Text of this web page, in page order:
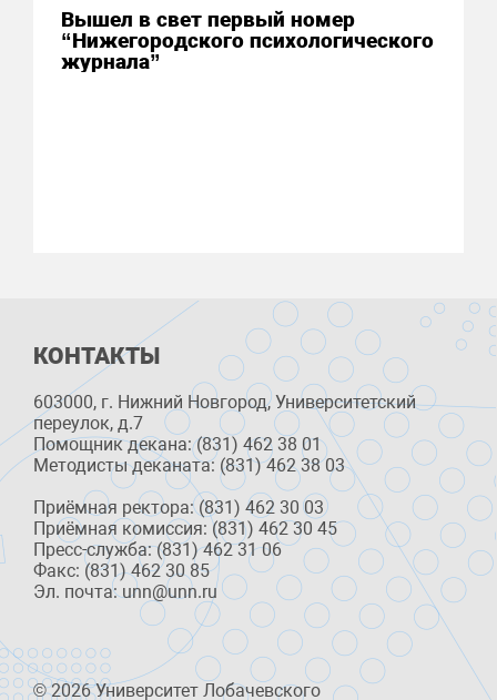
Вышел в свет первый номер
“Нижегородского психологического
журнала”
КОНТАКТЫ
603000, г. Нижний Новгород, Университетский
переулок, д.7
Помощник декана: (831) 462 38 01
Методисты деканата: (831) 462 38 03
Приёмная ректора: (831) 462 30 03
Приёмная комиссия: (831) 462 30 45
Пресс-служба: (831) 462 31 06
Факс: (831) 462 30 85
Эл. почта: unn@unn.ru
© 2026 Университет Лобачевского